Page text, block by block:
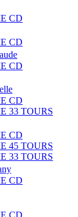
CD
CD
CD
CD
33 TOURS
CD
45 TOURS
33 TOURS
CD
CD